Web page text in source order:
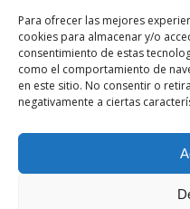
Para ofrecer las mejores
cookies para almacenar y/o
consentimiento de estas
como el comportamiento de
en este sitio. No consentir o
negativamente a ciertas
participa"
Aviso Legal
Política de Privacidad
Más Información sobre